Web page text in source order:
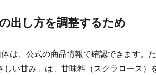
出し方を調整するため
は、公式の商品情報で確認できます。た
い甘み」は、甘味料（スクラロース）